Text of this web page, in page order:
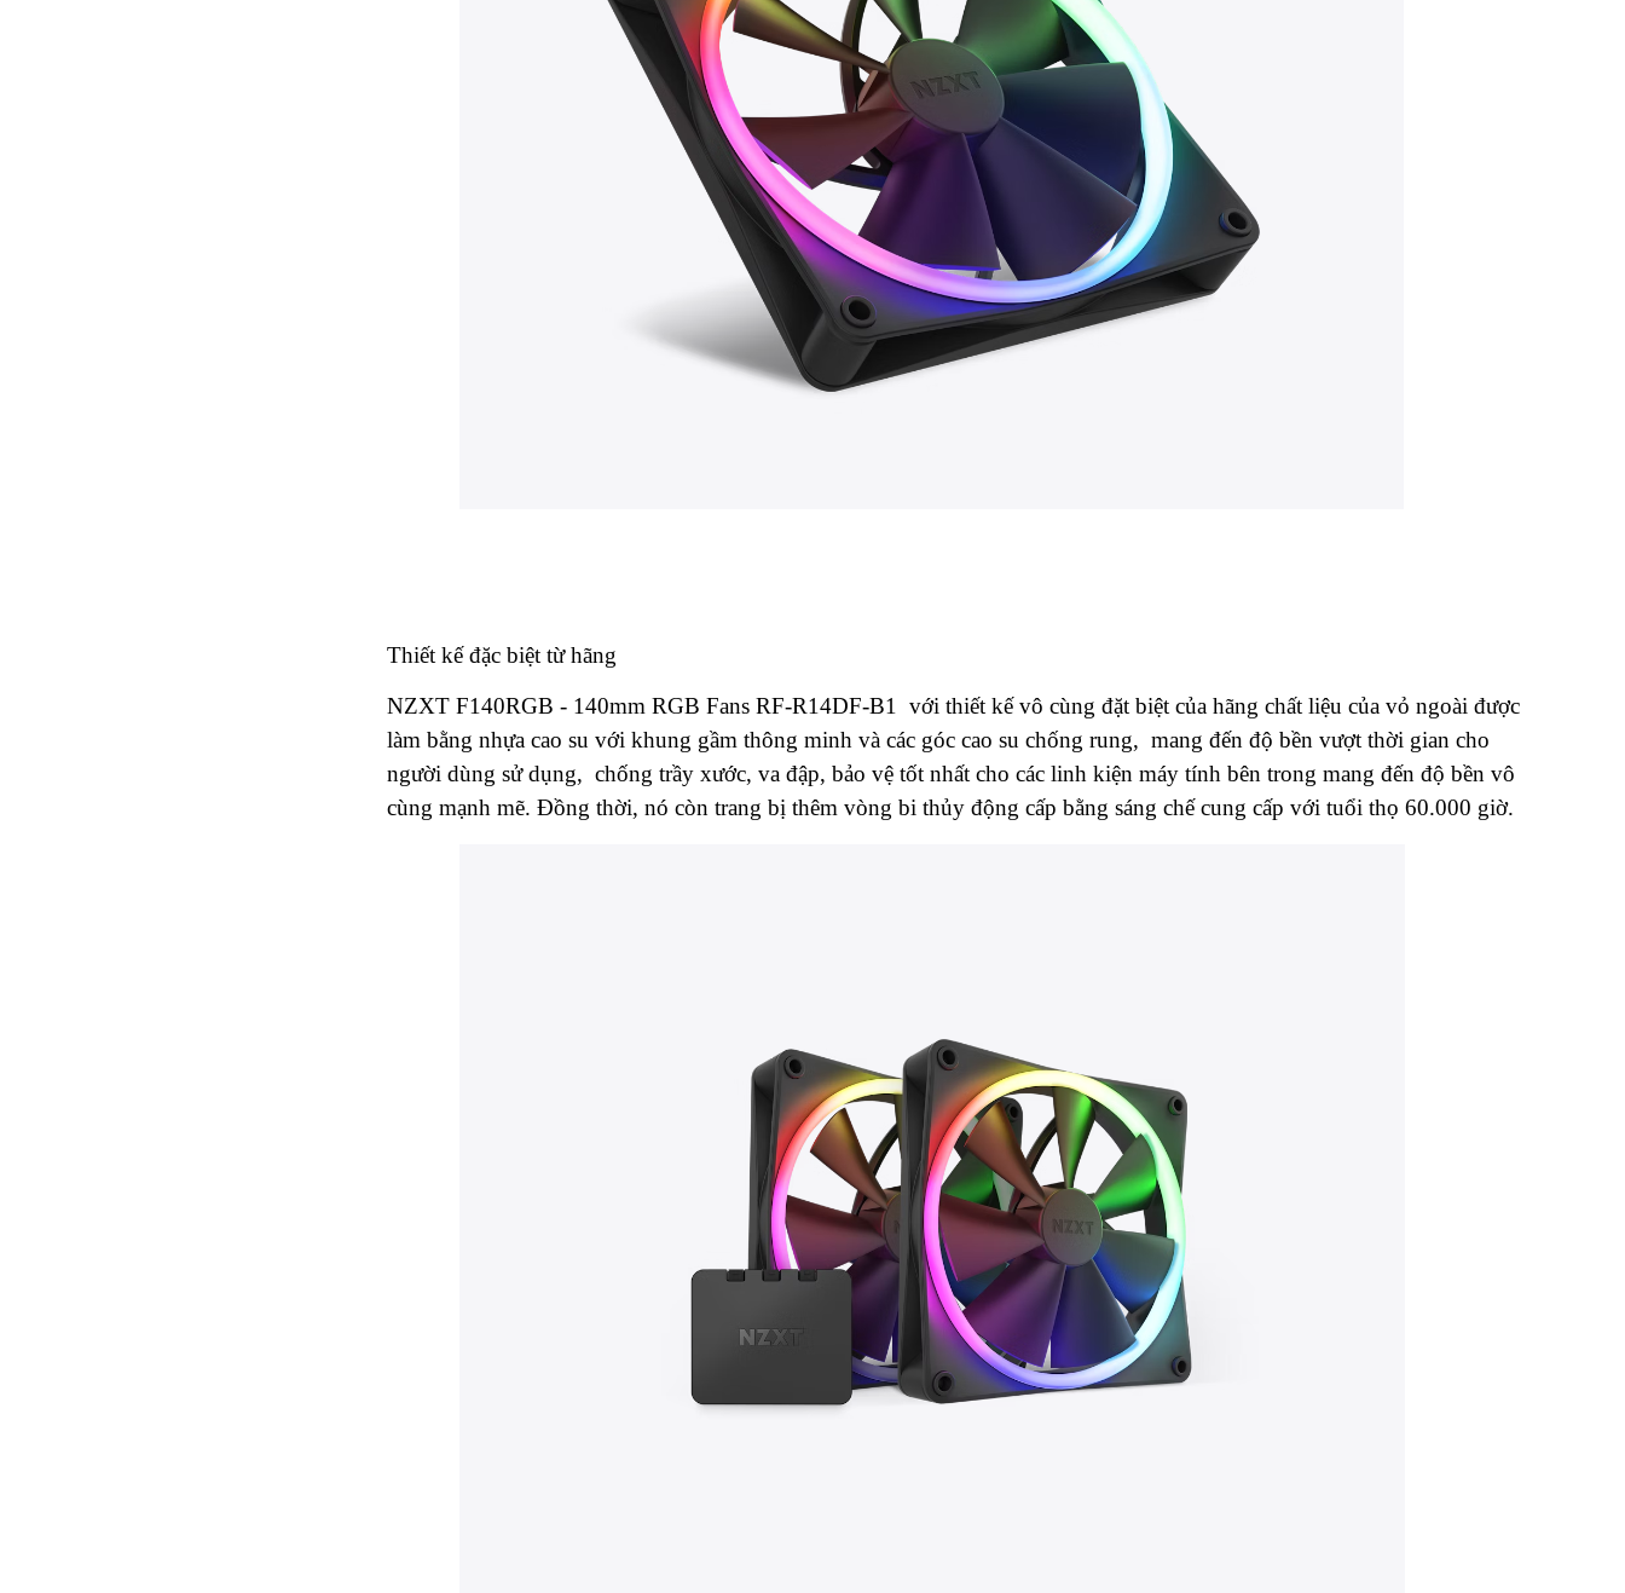
Thiết kế đặc biệt từ hãng
NZXT F140RGB - 140mm RGB Fans RF-R14DF-B1 với thiết kế vô cùng đặt biệt của hãng chất liệu của vỏ ngoài được
làm bằng nhựa cao su với khung gầm thông minh và các góc cao su chống rung, mang đến độ bền vượt thời gian cho
người dùng sử dụng, chống trầy xước, va đập, bảo vệ tốt nhất cho các linh kiện máy tính bên trong mang đến độ bền vô
cùng mạnh mẽ. Đồng thời, nó còn trang bị thêm vòng bi thủy động cấp bằng sáng chế cung cấp với tuổi thọ 60.000 giờ.